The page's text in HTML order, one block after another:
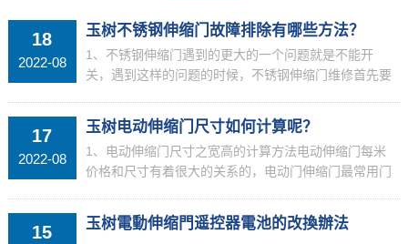
18
2022-08
玉树不锈钢伸缩门故障排除有哪些方法？
1、不锈钢伸缩门遇到的更大的一个问题就是不能开
关，遇到这样的问题的时候，不锈钢伸缩门维修首先要
必须要做全面检查。一般来说，如果不能开关，一般是
线路出现了...
17
2022-08
玉树电动伸缩门尺寸如何计算呢？
1、电动伸缩门尺寸之宽高的计算方法电动伸缩门每米
价格和尺寸有着很大的关系的，电动门伸缩门最常用门
一般是1.6米，在选择电动伸缩门的时候，要告诉厂...
15 玉树電動伸缩門遥控器電池的改換辦法